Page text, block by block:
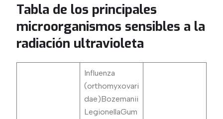
Tabla de los principales
microorganismos sensibles a la
radiación ultravioleta
Influenza
(orthomyxovari
dae)Bozemanii
LegionellaGum